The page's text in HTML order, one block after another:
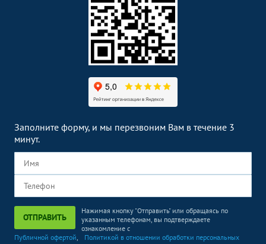
Заполните форму, и мы перезвоним Вам в течение 3
минут.
ОТПРАВИТЬ
Нажимая кнопку "Отправить" или обращаясь по
указанным телефонам, вы подтверждаете
ознакомление с
Публичной офертой,
Политикой в отношении обработки персональных